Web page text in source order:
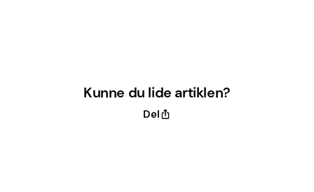
Kunne du lide artiklen?
Del